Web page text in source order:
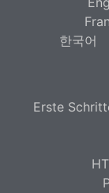
한국어
Erste